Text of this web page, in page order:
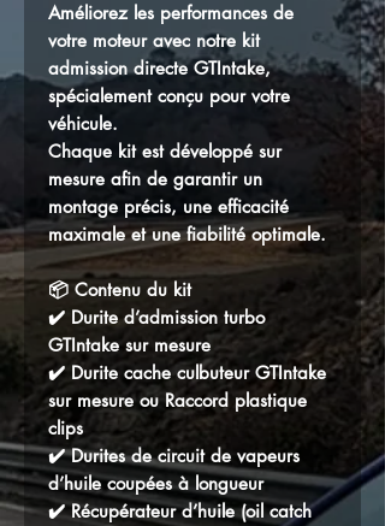
Améliorez les performances de
votre moteur avec notre kit
admission directe GTIntake,
spécialement conçu pour votre
véhicule.
Chaque kit est développé sur
mesure afin de garantir un
montage précis, une efficacité
maximale et une fiabilité optimale.
📦 Contenu du kit
✔️ Durite d’admission turbo
GTIntake sur mesure
✔️ Durite cache culbuteur GTIntake
sur mesure ou Raccord plastique
clips
✔️ Durites de circuit de vapeurs
d’huile coupées à longueur
✔️ Récupérateur d’huile (oil catch